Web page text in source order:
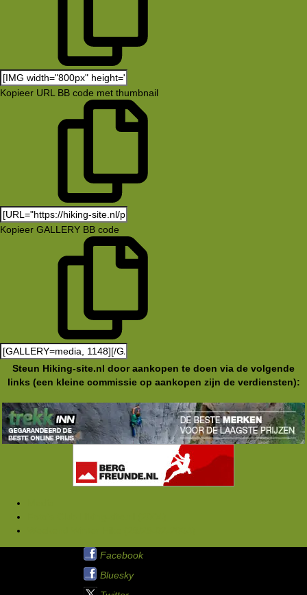
Kopieer URL BB code met thumbnail
Kopieer GALLERY BB code
Steun Hiking-site.nl door aankopen te doen via de volgende
links (een kleine commissie op aankopen zijn de verdiensten):
Facebook
Bluesky